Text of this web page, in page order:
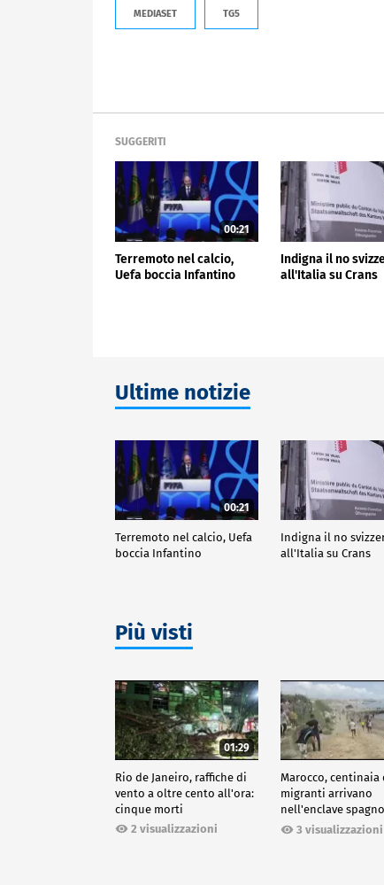
MEDIASET TG5
SUGGERITI
00:21
Terremoto nel calcio,
Uefa boccia Infantino
Indigna il no
all'Italia su Crans
Ultime notizie
00:21
Terremoto nel calcio, Uefa
boccia Infantino
Indigna il no
all'Italia su Crans
Più visti
01:29
Rio de Janeiro, raffiche di
vento a oltre cento all'ora:
cinque morti
2 visualizzazioni
Marocco, centinaia
migranti arrivano
nell'enclave
Ceuta3 visualizzazioni